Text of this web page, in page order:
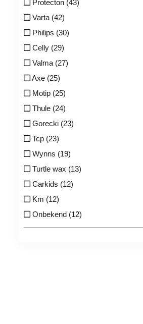
Protecton (43)
Varta (42)
Philips (30)
Celly (29)
Valma (27)
Axe (25)
Motip (25)
Thule (24)
Gorecki (23)
Tcp (23)
Wynns (19)
Turtle wax (13)
Carkids (12)
Km (12)
Onbekend (12)